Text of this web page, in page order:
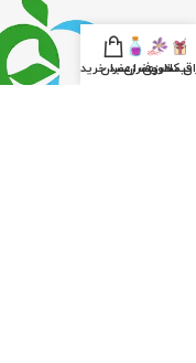
کادویی
قیمت زعفران
ظروف زعفران
سبد خرید